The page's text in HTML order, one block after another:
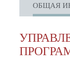
ОБЩАЯ